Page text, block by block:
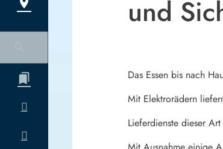
und
Das Essen bis nach
Mit Elektrorädern
Lieferdienste dieser